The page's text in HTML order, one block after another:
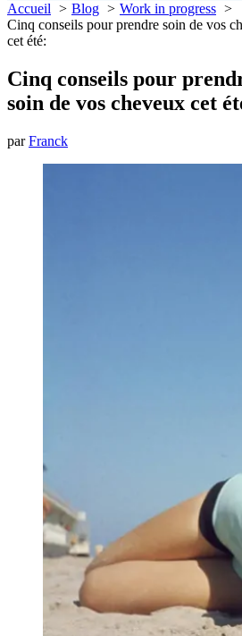
Accueil Blog
Work in progress
Cinq conseils pour prendre soin de vos
cet été:
Cinq conseils pour
soin de vos cheveux cet
parFranck